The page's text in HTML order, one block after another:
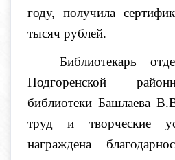
году, получила
тысяч рублей.
Библиотекарь
Подгоренской
библиотеки Башлаева
труд и творческие
награждена